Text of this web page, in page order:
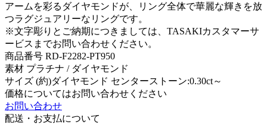
アームを彩るダイヤモンドが、リング全体で華麗な輝きを放
つラグジュアリーなリングです。
※文字彫りとご納期につきましては、TASAKIカスタマーサ
ービスまでお問い合わせください。
商品番号 RD-F2282-PT950
素材 プラチナ / ダイヤモンド
サイズ (約)ダイヤモンド センターストーン:0.30ct～
価格についてはお問い合わせください
お問い合わせ
配送・お支払について